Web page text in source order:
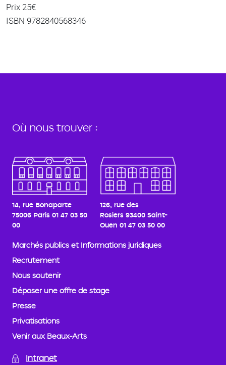
Prix 25€
ISBN 9782840568346
Où nous trouver :
14, rue Bonaparte
75006 Paris 01 47 03 50
00
126, rue des
Rosiers 93400 Saint-
Ouen 01 47 03 50 00
Marchés publics et Informations juridiques
Recrutement
Nous soutenir
Déposer une offre de stage
Presse
Privatisations
Venir aux Beaux-Arts
Intranet